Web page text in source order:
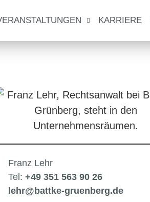
KARRIERE
Franz Lehr
Tel: +49 351 563 90 26
lehr@battke-gruenberg.de